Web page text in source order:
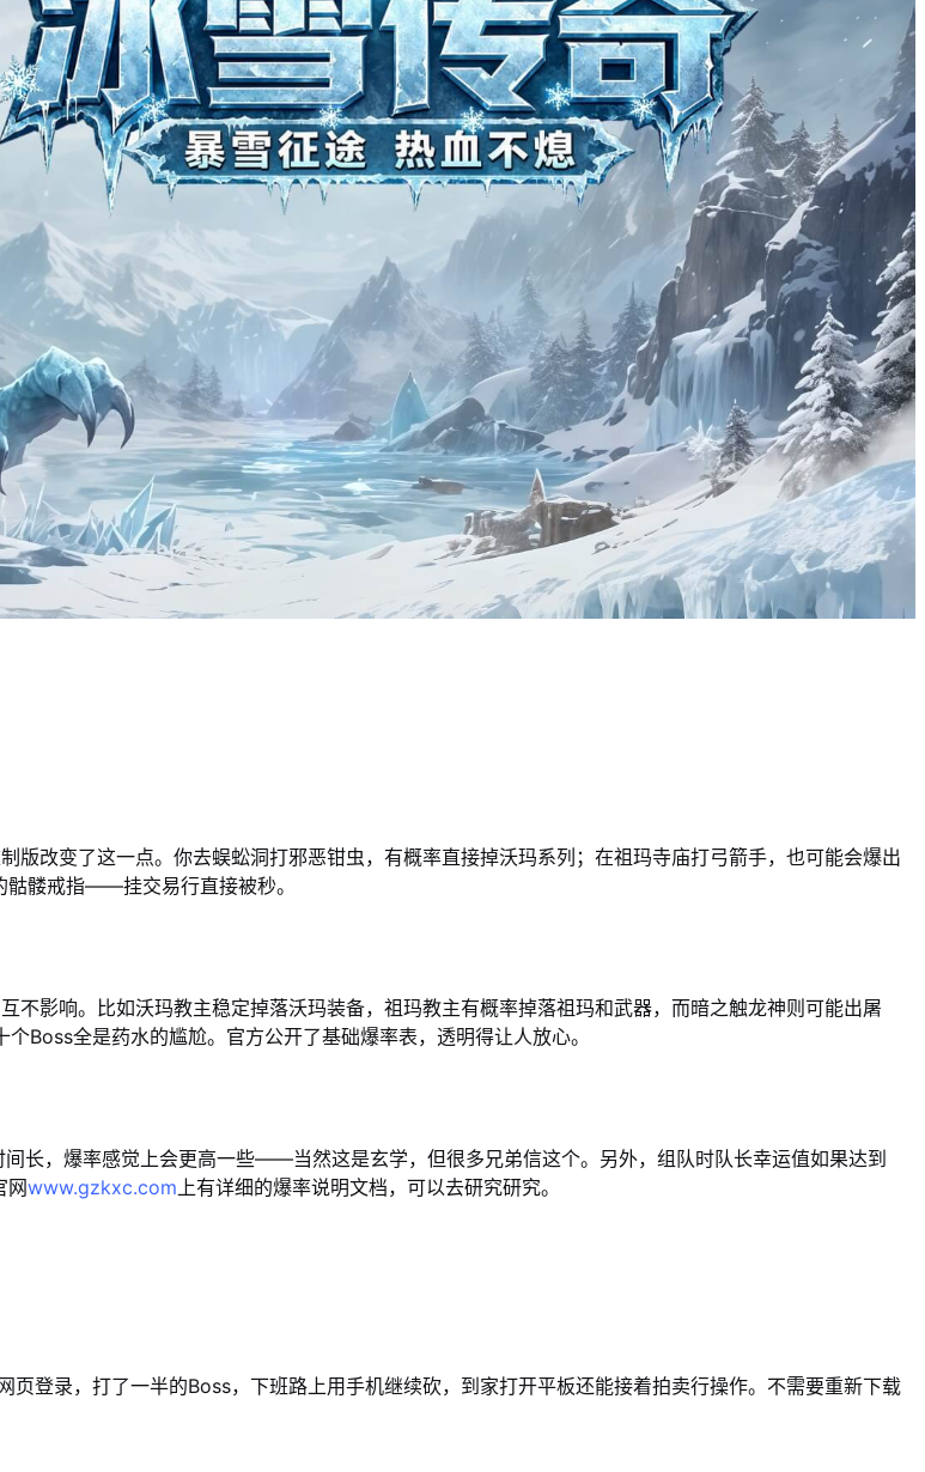
版改变了这一点。你去蜈蚣洞打邪恶钳虫，有概率直接掉沃玛系列；在祖玛寺庙打弓箭手，也可能会爆出
骷髅戒指——挂交易行直接被秒。
影响。比如沃玛教主稳定掉落沃玛装备，祖玛教主有概率掉落祖玛和武器，而暗之触龙神则可能出屠
Boss全是药水的尴尬。官方公开了基础爆率表，透明得让人放心。
长，爆率感觉上会更高一些——当然这是玄学，但很多兄弟信这个。另外，组队时队长幸运值如果达到
网www.gzkxc.com上有详细的爆率说明文档，可以去研究研究。
页登录，打了一半的Boss，下班路上用手机继续砍，到家打开平板还能接着拍卖行操作。不需要重新下载